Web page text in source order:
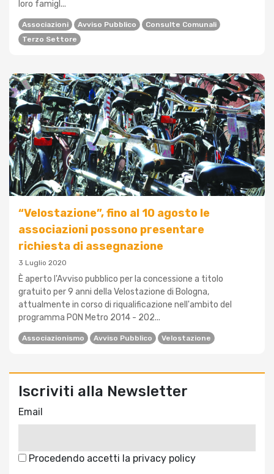
loro famigl...
Associazioni Avviso Pubblico
Consulte Comunali
Terzo Settore
“Velostazione”, fino al 10 agosto le
associazioni possono presentare
richiesta di assegnazione
3 Luglio 2020
È aperto l'Avviso pubblico per la concessione a titolo
gratuito per 9 anni della Velostazione di Bologna,
attualmente in corso di riqualificazione nell'ambito del
programma PON Metro 2014 - 202...
Associazionismo Avviso Pubblico Velostazione
Iscriviti alla Newsletter
Email
Procedendo accetti la privacy policy